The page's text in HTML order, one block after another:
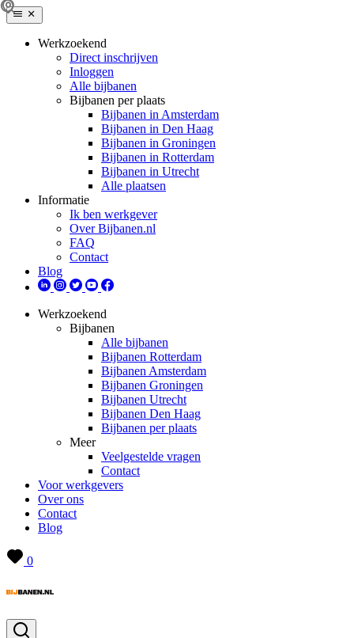
Werkzoekend
Direct inschrijven
Inloggen
Alle bijbanen
Bijbanen per plaats
Bijbanen in Amsterdam
Bijbanen in Den Haag
Bijbanen in Groningen
Bijbanen in Rotterdam
Bijbanen in Utrecht
Alle plaatsen
Informatie
Ik ben werkgever
Over Bijbanen.nl
FAQ
Contact
Blog
Werkzoekend
Bijbanen
Alle bijbanen
Bijbanen Rotterdam
Bijbanen Amsterdam
Bijbanen Groningen
Bijbanen Utrecht
Bijbanen Den Haag
Bijbanen per plaats
Meer
Veelgestelde vragen
Contact
Voor werkgevers
Over ons
Contact
Blog
0